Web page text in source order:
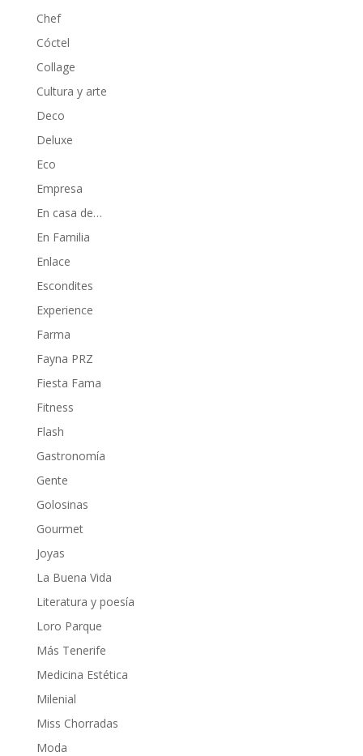
Chef
Cóctel
Collage
Cultura y arte
Deco
Deluxe
Eco
Empresa
En casa de…
En Familia
Enlace
Escondites
Experience
Farma
Fayna PRZ
Fiesta Fama
Fitness
Flash
Gastronomía
Gente
Golosinas
Gourmet
Joyas
La Buena Vida
Literatura y poesía
Loro Parque
Más Tenerife
Medicina Estética
Milenial
Miss Chorradas
Moda